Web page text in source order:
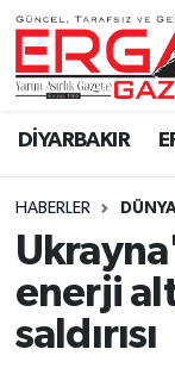
DİYARBAKIR
HABERLER DÜNYA
enerji
saldırısı
BİSMİL
BAĞLAR
ERGANİ
Güncel
Eği̇ti̇m
Resmi
Ergani
Ergani
Ergani
Süper Lig
Tüm